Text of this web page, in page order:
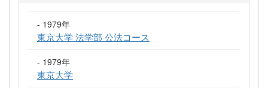
- 1979年
東京大学 法学部 公法コース
- 1979年
東京大学